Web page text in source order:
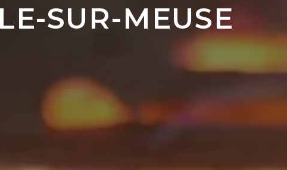
SUR-MEUSE